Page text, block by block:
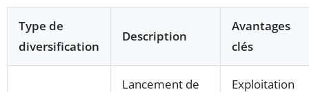
Type de
diversification
Description
Avantages
clés
Lancement de
Exploitation